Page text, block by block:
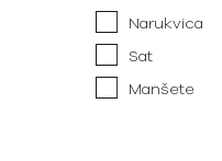
Narukvica
Sat
Manšete